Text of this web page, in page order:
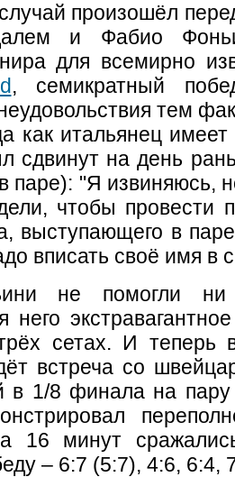
произошёл
и Фабио
для всемирно
, семикратный
тем
как итальянец
сдвинут на день
паре): "Я извиняюсь,
чтобы провести
выступающего в
вписать своё имя в
не помогли
него
сетах. И теперь
встреча со
1/8 финала на
16 минут
– 6:7 (5:7), 4:6, 6:4,